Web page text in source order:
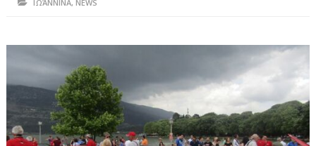
ΗΠΕΙΡΟΣ
ΙΩΑΝΝΙΝΑ
ΘΕΣΠΡΩΤΙΑ
ΙΟΝΙΑ ΝΗΣΙΑ
ΙΩΆΝΝΙΝΑ, NEWS